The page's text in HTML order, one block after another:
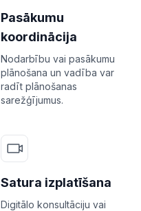
Pasākumu
koordinācija
Nodarbību vai pasākumu
plānošana un vadība var
radīt plānošanas
sarežģījumus.
Satura izplatīšana
Digitālo konsultāciju vai